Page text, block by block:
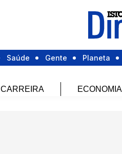
Saúde Gente Planeta
CARREIRA ECONOMIA